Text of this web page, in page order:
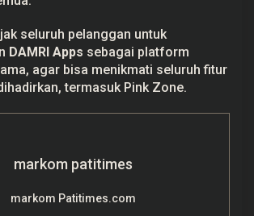
seluruh pelanggan untuk
DAMRI Apps sebagai platform
agar bisa menikmati seluruh fitur
termasuk Pink Zone.
markom patitimes
markom Patitimes.com